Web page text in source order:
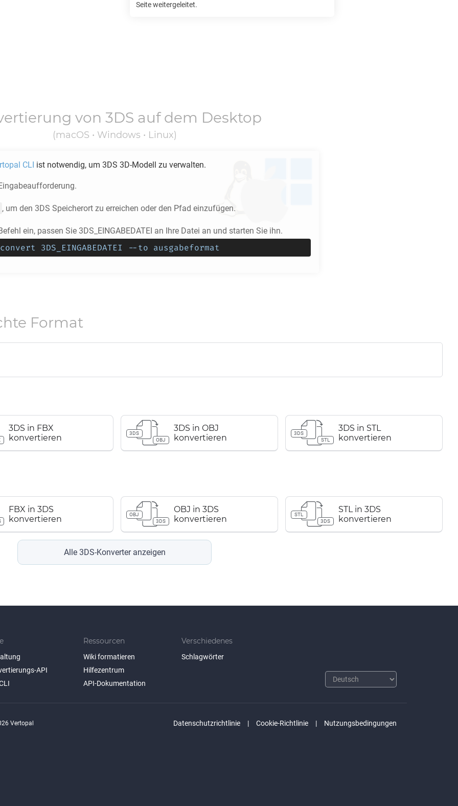
Seite weitergeleitet.
von 3DS auf dem Desktop
(macOS • Windows • Linux)
CLI ist notwendig, um 3DS 3D-Modell zu verwalten.
, um den 3DS Speicherort zu erreichen oder den Pfad einzufügen.
ein, passen Sie 3DS_EINGABEDATEI an Ihre Datei an und starten Sie ihn.
3DS_EINGABEDATEI --to ausgabeformat
Format
3DS in FBX
konvertieren
3DS
OBJ
3DS in OBJ
konvertieren
3DS
STL
3DS in STL
konvertieren
FBX in 3DS
konvertieren
OBJ
3DS
OBJ in 3DS
konvertieren
STL
3DS
STL in 3DS
konvertieren
Alle 3DS-Konverter anzeigen
API
Ressourcen
Wiki formatieren
Hilfezentrum
API-Dokumentation
Verschiedenes
Schlagwörter
Datenschutzrichtlinie Cookie-Richtlinie Nutzungsbedingungen
Vertopal